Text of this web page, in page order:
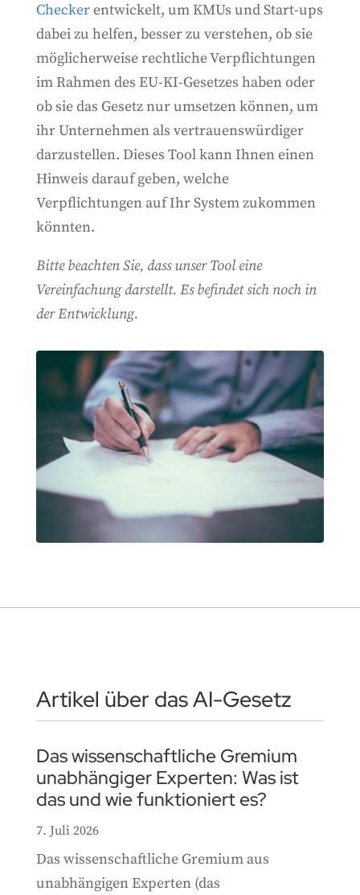
Checkerentwickelt, um KMUs und Start-ups
dabei zu helfen, besser zu verstehen, ob sie
möglicherweise rechtliche Verpflichtungen
im Rahmen des EU-KI-Gesetzes haben oder
ob sie das Gesetz nur umsetzen können, um
ihr Unternehmen als vertrauenswürdiger
darzustellen. Dieses Tool kann Ihnen einen
Hinweis darauf geben, welche
Verpflichtungen auf Ihr System zukommen
könnten.
Bitte beachten Sie, dass unser Tool eine
Vereinfachung darstellt. Es befindet sich noch in
der Entwicklung.
Artikel über das AI-Gesetz
Das wissenschaftliche Gremium
unabhängiger Experten: Was ist
das und wie funktioniert es?
7. Juli 2026
Das wissenschaftliche Gremium aus
unabhängigen Experten (das